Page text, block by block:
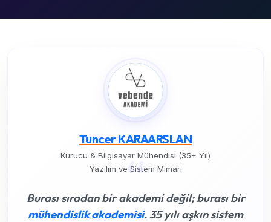
Tuncer KARAARSLAN
Kurucu & Bilgisayar Mühendisi (35+ Yıl)
Yazılım ve Sistem Mimarı
“
Burası sıradan bir akademi değil; burası bir
mühendislik akademisi. 35 yılı aşkın sistem